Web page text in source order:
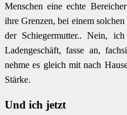
Menschen eine echte
ihre Grenzen, bei einem
der Schiegermutter.. Nein,
Ladengeschäft, fasse an,
nehme es gleich mit nach
Stärke.
Und ich jetzt